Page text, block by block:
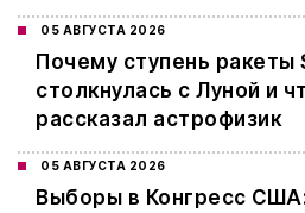
05 АВГУСТА 2026
Почему ступень ракеты
столкнулась с Луной и
рассказал астрофизик
05 АВГУСТА 2026
Выборы в Конгресс